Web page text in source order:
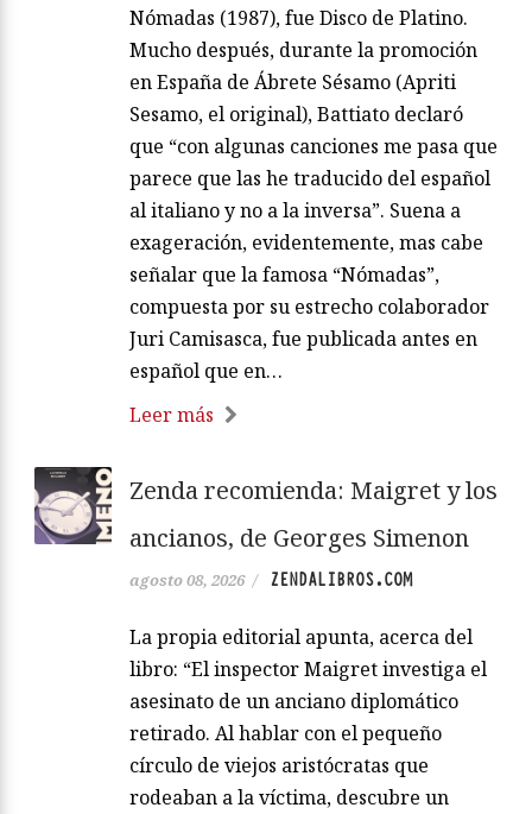
Nómadas (1987), fue Disco de Platino.
Mucho después, durante la promoción
en España de Ábrete Sésamo (Apriti
Sesamo, el original), Battiato declaró
que “con algunas canciones me pasa que
parece que las he traducido del español
al italiano y no a la inversa”. Suena a
exageración, evidentemente, mas cabe
señalar que la famosa “Nómadas”,
compuesta por su estrecho colaborador
Juri Camisasca, fue publicada antes en
español que en…
Leer más
Zenda recomienda: Maigret y los
ancianos, de Georges Simenon
agosto 08, 2026 / ZENDALIBROS.COM
La propia editorial apunta, acerca del
libro: “El inspector Maigret investiga el
asesinato de un anciano diplomático
retirado. Al hablar con el pequeño
círculo de viejos aristócratas que
rodeaban a la víctima, descubre un